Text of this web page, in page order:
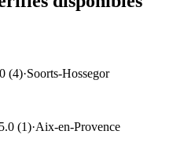
(4)·Soorts-Hossegor
5.0 (1)·Aix-en-Provence